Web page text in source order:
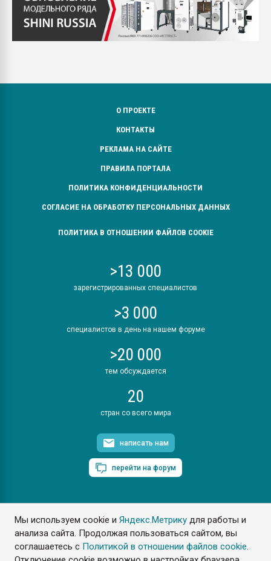
Мы используем cookie иЯндекс.Метрику для работы и
анализа сайта. Продолжая пользоваться сайтом, вы
соглашаетесь с Политикой в отношении файлов cookie.
О ПРОЕКТЕ
КОНТАКТЫ
РЕКЛАМА НА САЙТЕ
ПРАВИЛА ПОРТАЛА
ПОЛИТИКА КОНФИДЕНЦИАЛЬНОСТИ
СОГЛАСИЕ НА ОБРАБОТКУ ПЕРСОНАЛЬНЫХ ДАННЫХ
ПОЛИТИКА В ОТНОШЕНИИ ФАЙЛОВ COOKIE
>13 000
зарегистрированных специалистов
>3 000
специалистов в день на нашем форуме
>20 000
тем обсуждается
20
стран со всего мира
написать нам
перейти на форум
ПластЭксперт © 2006. Все права защищены
Разрешается копирование материалов сайта с обязательной
ссылкой на www.e-plastic.ru
Разработка сайта